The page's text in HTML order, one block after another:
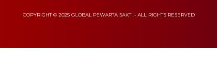
COPYRIGHT © 2025 GLOBAL PEWARTA SAKTI - ALL RIGHTS RESERVED